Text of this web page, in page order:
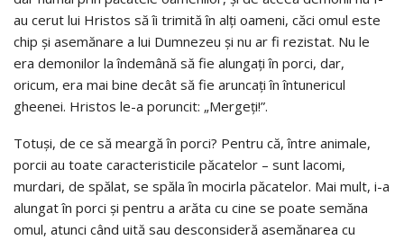
au cerut lui Hristos să îi trimită în alţi oameni, căci omul este
chip şi asemănare a lui Dumnezeu și nu ar fi rezistat. Nu le
era demonilor la îndemână să fie alungaţi în porci, dar,
oricum, era mai bine decât să fie aruncaţi în întunericul
gheenei. Hristos le-a poruncit: „Mergeţi!”.
Totuşi, de ce să meargă în porci? Pentru că, între animale,
porcii au toate caracteristicile păcatelor – sunt lacomi,
murdari, de spălat, se spăla în mocirla păcatelor. Mai mult, i-a
alungat în porci şi pentru a arăta cu cine se poate semăna
omul, atunci când uită sau desconsideră asemănarea cu